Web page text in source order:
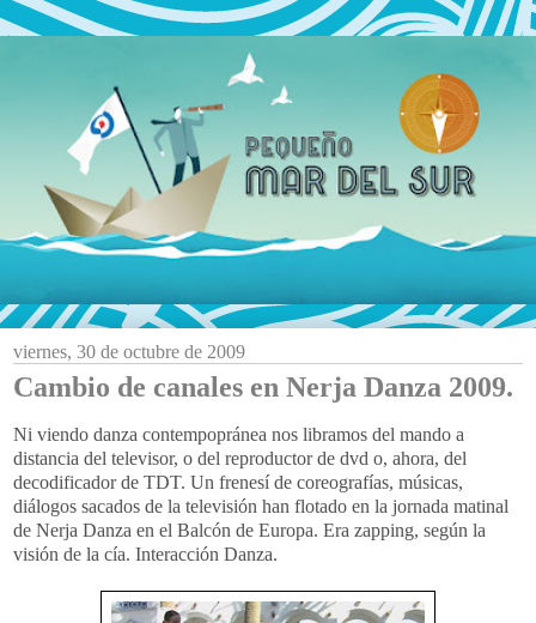
viernes, 30 de octubre de 2009
Cambio de canales en Nerja Danza 2009.
Ni viendo danza contempopránea nos libramos del mando a
distancia del televisor, o del reproductor de dvd o, ahora, del
decodificador de TDT. Un frenesí de coreografías, músicas,
diálogos sacados de la televisión han flotado en la jornada matinal
de Nerja Danza en el Balcón de Europa. Era zapping, según la
visión de la cía. Interacción Danza.